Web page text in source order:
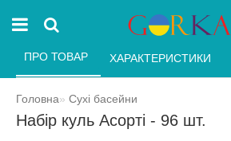
Головна Сухі басейни
Набір куль Асорті - 96 шт.
ПРО ТОВАР ХАРАКТЕРИСТИКИ